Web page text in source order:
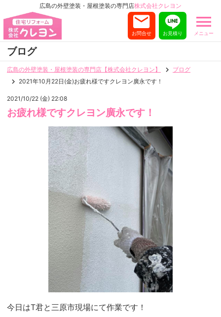
広島の外壁塗装・屋根塗装の専門店株式会社クレヨン
メニュー
お見積り
お問合せ
ブログ
広島の外壁塗装・屋根塗装の専門店【株式会社クレヨン】
ブログ
2021年10月22日(金)お疲れ様ですクレヨン廣永です！
2021/10/22 (金) 22:08
お疲れ様ですクレヨン廣永です！
今日はT君と三原市現場にて作業です！